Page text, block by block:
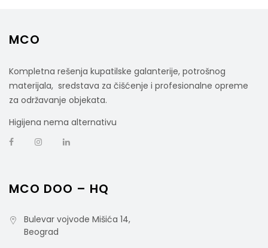
MCO
Kompletna rešenja kupatilske galanterije, potrošnog
materijala, sredstava za čišćenje i profesionalne opreme
za održavanje objekata.
Higijena nema alternativu
MCO DOO – HQ
Bulevar vojvode Mišića 14,
Beograd